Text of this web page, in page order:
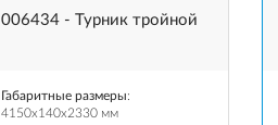
006434 - Турник тройной
Габаритные размеры:
4150x140x2330 мм